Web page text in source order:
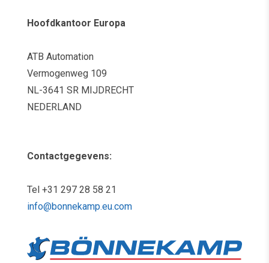
Hoofdkantoor Europa
ATB Automation
Vermogenweg 109
NL-3641 SR MIJDRECHT
NEDERLAND
Contactgegevens:
Tel +31 297 28 58 21
info@bonnekamp.eu.com